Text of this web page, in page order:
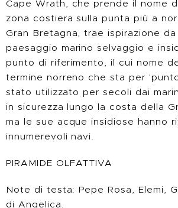
Cape Wrath, che prende il nome
zona costiera sulla punta più a
Gran Bretagna, trae ispirazione
paesaggio marino selvaggio e
punto di riferimento, il cui nome
termine norreno che sta per
stato utilizzato per secoli dai
in sicurezza lungo la costa della
ma le sue acque insidiose hanno
innumerevoli navi.
PIRAMIDE OLFATTIVA
Note di testa: Pepe Rosa, Elemi,
di Angelica.